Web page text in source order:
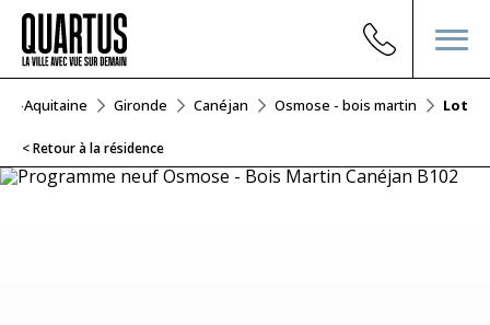
Aquitaine Gironde Canéjan Osmose - bois martin Lot
< Retour à la résidence